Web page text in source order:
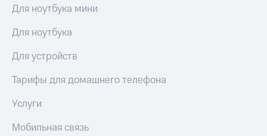
Настройки
автоплатежа
Пополнить
номер
оператора
и
Для ноутбука мини
Для ноутбука
Для устройств
Тарифы для домашнего телефона
Услуги
Мобильная связь